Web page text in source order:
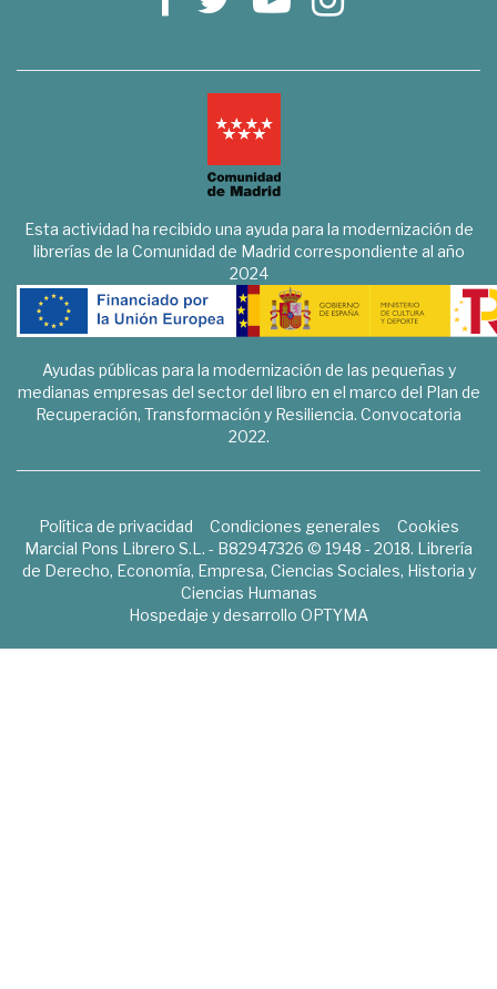
Esta actividad ha recibido una ayuda para la modernización de
librerías de la Comunidad de Madrid correspondiente al año
2024
Ayudas públicas para la modernización de las pequeñas y
medianas empresas del sector del libro en el marco del Plan de
Recuperación, Transformación y Resiliencia. Convocatoria
2022.
Política de privacidad Condiciones generales
Cookies
Marcial Pons Librero S.L. - B82947326 © 1948 - 2018. Librería
de Derecho, Economía, Empresa, Ciencias Sociales, Historia y
Ciencias Humanas
Hospedaje y desarrollo OPTYMA